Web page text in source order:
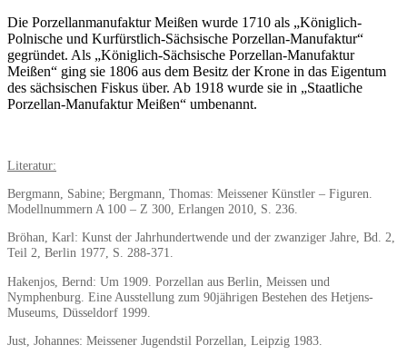
Die Porzellanmanufaktur Meißen wurde 1710 als „Königlich-
Polnische und Kurfürstlich-Sächsische Porzellan-Manufaktur“
gegründet. Als „Königlich-Sächsische Porzellan-Manufaktur
Meißen“ ging sie 1806 aus dem Besitz der Krone in das Eigentum
des sächsischen Fiskus über. Ab 1918 wurde sie in „Staatliche
Porzellan-Manufaktur Meißen“ umbenannt.
Literatur:
Bergmann, Sabine; Bergmann, Thomas: Meissener Künstler – Figuren.
Modellnummern A 100 – Z 300, Erlangen 2010, S. 236.
Bröhan, Karl: Kunst der Jahrhundertwende und der zwanziger Jahre, Bd. 2,
Teil 2, Berlin 1977, S. 288-371.
Hakenjos, Bernd: Um 1909. Porzellan aus Berlin, Meissen und
Nymphenburg. Eine Ausstellung zum 90jährigen Bestehen des Hetjens-
Museums, Düsseldorf 1999.
Just, Johannes: Meissener Jugendstil Porzellan, Leipzig 1983.